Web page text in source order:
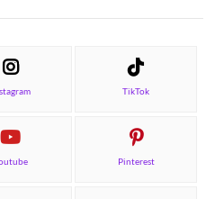
TikTok
Pinterest